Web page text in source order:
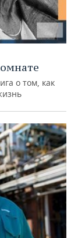
о том, как